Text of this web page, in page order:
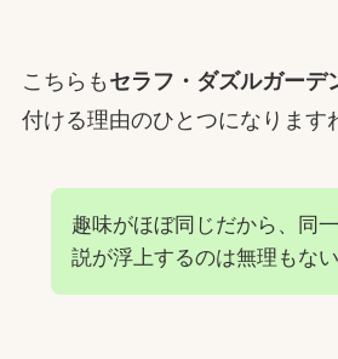
こちらも セラフ・ダズルガーデ
付ける理由のひとつになります
趣味がほぼ同じだから、同
説が浮上するのは無理もない